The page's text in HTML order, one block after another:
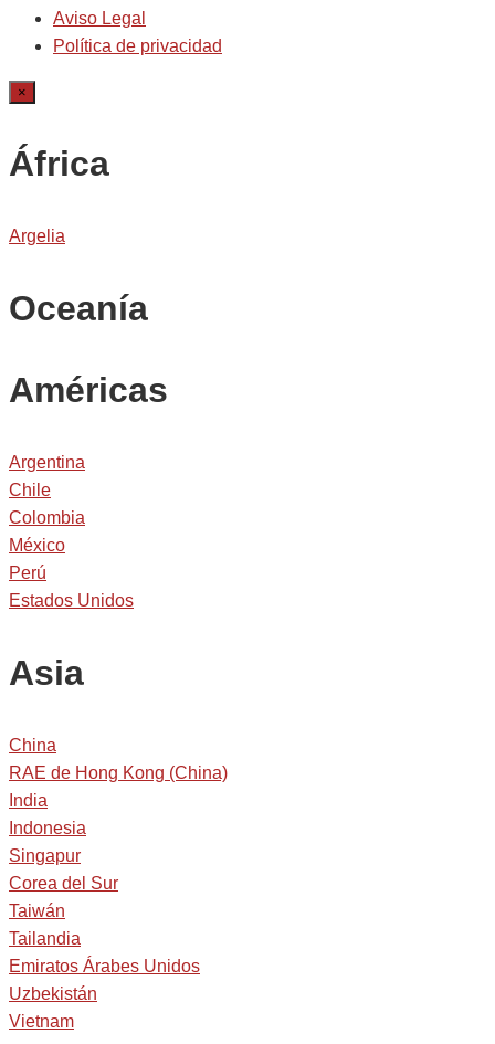
Aviso Legal
Política de privacidad
×
África
Argelia
Oceanía
Américas
Argentina
Chile
Colombia
México
Perú
Estados Unidos
Asia
China
RAE de Hong Kong (China)
India
Indonesia
Singapur
Corea del Sur
Taiwán
Tailandia
Emiratos Árabes Unidos
Uzbekistán
Vietnam